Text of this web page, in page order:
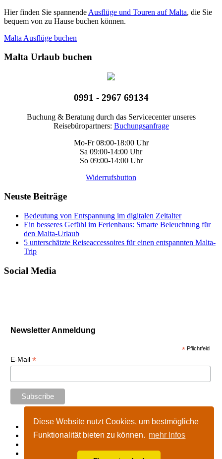
Diese Website nutzt Cookies, um bestmögliche
Funktionalität bieten zu können. mehr Infos
Hier finden Sie spannende Ausflüge und Touren auf Malta, die Sie
bequem von zu Hause buchen können.
Malta Ausflüge buchen
Malta Urlaub buchen
0991 - 2967 69134
Buchung & Beratung durch das Servicecenter unseres
Reisebüropartners: Buchungsanfrage
Mo-Fr 08:00-18:00 Uhr
Sa 09:00-14:00 Uhr
So 09:00-14:00 Uhr
Widerrufsbutton
Neuste Beiträge
Bedeutung von Entspannung im digitalen Zeitalter
Ein besseres Gefühl im Ferienhaus: Smarte Beleuchtung für
den Malta-Urlaub
5 unterschätzte Reiseaccessoires für einen entspannten Malta-
Trip
Social Media
Newsletter Anmeldung
* Pflichtfeld
E-Mail *
Start
Impressum
Nutzungshinweise